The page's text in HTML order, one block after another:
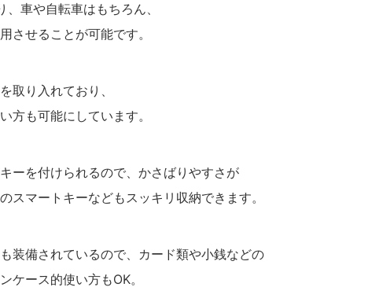
車や自転車はもちろん、
させることが可能です。
取り入れており、
方も可能にしています。
ーを付けられるので、かさばりやすさが
スマートキーなどもスッキリ収納できます。
装備されているので、カード類や小銭などの
ケース的使い方もOK。